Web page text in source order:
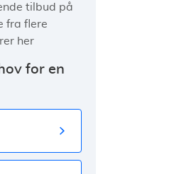
tilbud på
fra flere
her
for en